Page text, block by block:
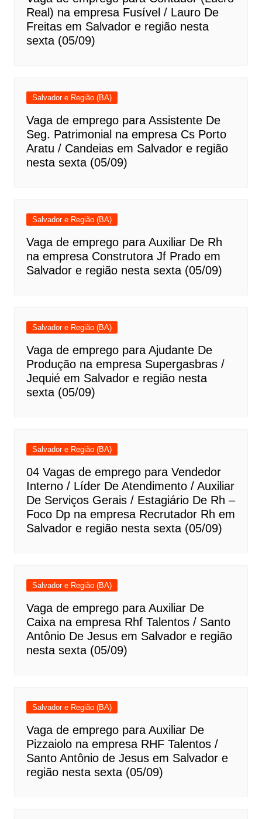
Real) na empresa Fusível / Lauro De
Freitas em Salvador e região nesta
sexta (05/09)
Salvador e Região (BA)
Vaga de emprego para Assistente De
Seg. Patrimonial na empresa Cs Porto
Aratu / Candeias em Salvador e região
nesta sexta (05/09)
Salvador e Região (BA)
Vaga de emprego para Auxiliar De Rh
na empresa Construtora Jf Prado em
Salvador e região nesta sexta (05/09)
Salvador e Região (BA)
Vaga de emprego para Ajudante De
Produção na empresa Supergasbras /
Jequié em Salvador e região nesta
sexta (05/09)
Salvador e Região (BA)
04 Vagas de emprego para Vendedor
Interno / Líder De Atendimento / Auxiliar
De Serviços Gerais / Estagiário De Rh –
Foco Dp na empresa Recrutador Rh em
Salvador e região nesta sexta (05/09)
Salvador e Região (BA)
Vaga de emprego para Auxiliar De
Caixa na empresa Rhf Talentos / Santo
Antônio De Jesus em Salvador e região
nesta sexta (05/09)
Salvador e Região (BA)
Vaga de emprego para Auxiliar De
Pizzaiolo na empresa RHF Talentos /
Santo Antônio de Jesus em Salvador e
região nesta sexta (05/09)